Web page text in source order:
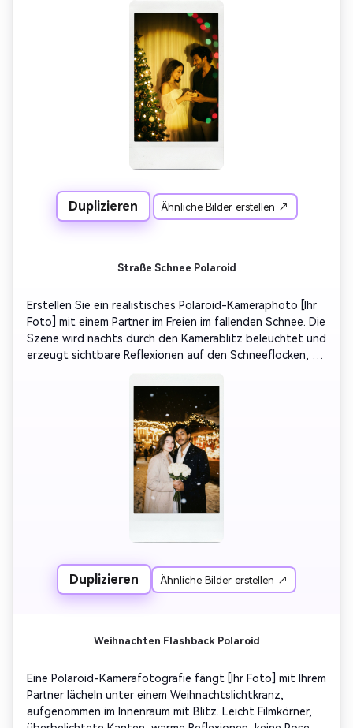
den Raumhintergrund durch weich leuchtende Vorhänge
und verschwommene rot-grüne Reflexionen, um
festliches Bokeh zu simulieren. Die Fotos müssen
unposiert, natürlich und authentisch aussehen, mit
realistischen Polaroid-Rahmen und natürlicher
Duplizieren Ähnliche Bilder erstellen ↗
Straße Schnee Polaroid
Erstellen Sie ein realistisches Polaroid-Kameraphoto [Ihr
Foto] mit einem Partner im Freien im fallenden Schnee. Die
Szene wird nachts durch den Kamerablitz beleuchtet und
erzeugt sichtbare Reflexionen auf den Schneeflocken,
natürliche Schattendämpfung. Ersetzen Sie den
Hintergrund mit verschwommenen
Weihnachtsmarktlichtern, sanften Goldtönen. Leichte
Unschärfe, Filmkörnung und ehrliches Rahmen – es soll
sich wie ein echtes Hand-Instant-Foto anfühlen, mit
Polaroid-Rahmen, nostalgischer Wärme und natürlichen
Unvollkommenheiten.
Duplizieren Ähnliche Bilder erstellen ↗
Weihnachten Flashback Polaroid
Eine Polaroid-Kamerafotografie fängt [Ihr Foto] mit Ihrem
Partner lächeln unter einem Weihnachtslichtkranz,
aufgenommen im Innenraum mit Blitz. Leicht Filmkörner,